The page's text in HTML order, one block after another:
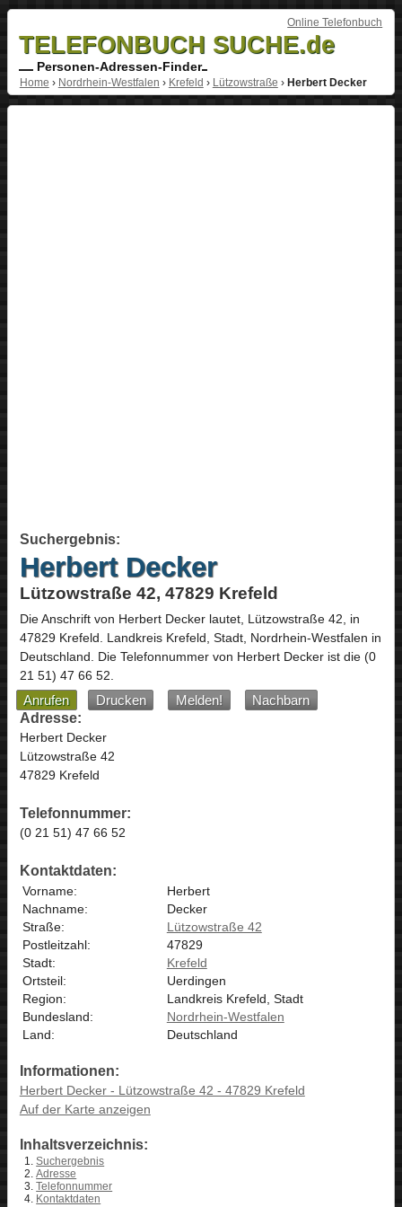
Online Telefonbuch
TELEFONBUCH SUCHE.de
Personen-Adressen-Finder
Home › Nordrhein-Westfalen › Krefeld › Lützowstraße › Herbert Decker
Suchergebnis:
Herbert Decker
Lützowstraße 42, 47829 Krefeld
Die Anschrift von Herbert Deckerlautet, Lützowstraße 42, in
47829 Krefeld. Landkreis Krefeld, Stadt, Nordrhein-Westfalen in
Deutschland. Die Telefonnummer von Herbert Decker ist die (0
21 51) 47 66 52.
Anrufen Drucken Melden!
Nachbarn
Adresse:
Herbert Decker
Lützowstraße 42
47829 Krefeld
Telefonnummer:
(0 21 51) 47 66 52
Kontaktdaten:
Vorname:
Herbert
Nachname:
Decker
Straße:
Lützowstraße 42
Postleitzahl:
47829
Stadt:
Krefeld
Ortsteil:
Uerdingen
Region:
Landkreis Krefeld, Stadt
Bundesland:
Nordrhein-Westfalen
Land:
Deutschland
Informationen:
Herbert Decker - Lützowstraße 42 - 47829 Krefeld
Auf der Karte anzeigen
Inhaltsverzeichnis:
Suchergebnis
Adresse
Telefonnummer
Kontaktdaten